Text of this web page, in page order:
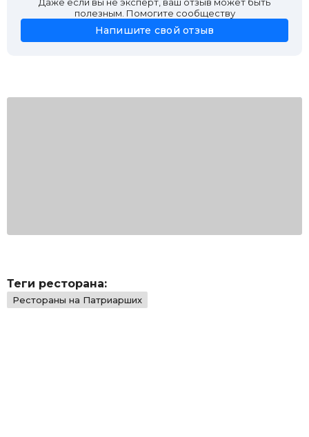
полезным. Помогите сообществу
Напишите свой отзыв
Теги ресторана:
Рестораны на Патриарших